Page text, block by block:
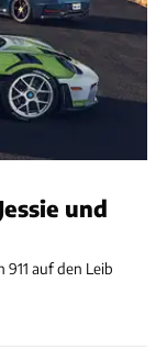
und
auf den Leib